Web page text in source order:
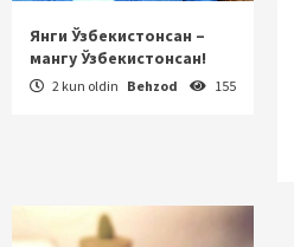
Янги Ўзбекистонсан –
мангу Ўзбекистонсан!
2 kun oldin Behzod 155